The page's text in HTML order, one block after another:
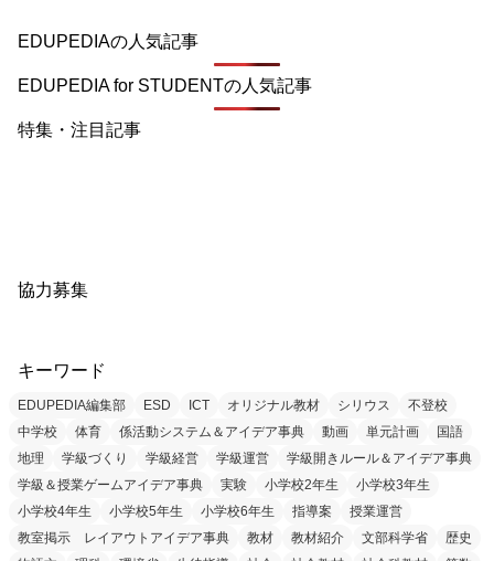
EDUPEDIAの人気記事
EDUPEDIA for STUDENTの人気記事
特集・注目記事
協力募集
キーワード
EDUPEDIA編集部 ESD ICT オリジナル教材 シリウス
不登校
中学校
体育 係活動システム＆アイデア事典 動画 単元計画
国語
地理
学級づくり 学級経営 学級運営
学級開きルール＆アイデア事典
学級＆授業ゲームアイデア事典
実験 小学校2年生
小学校3年生
小学校4年生
小学校5年生 小学校6年生 指導案
授業運営
教室掲示 レイアウトアイデア事典
教材 教材紹介 文部科学省
歴史